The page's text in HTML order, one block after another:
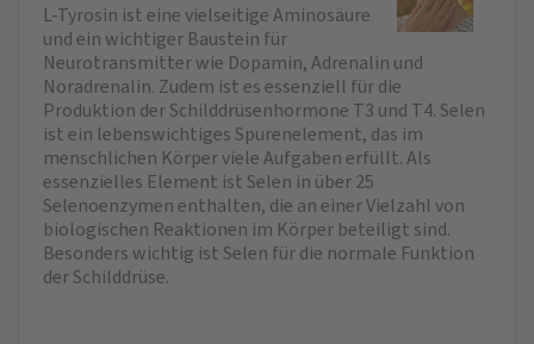
L-Tyrosin ist eine vielseitige Aminosäure
und ein wichtiger Baustein für
Neurotransmitter wie Dopamin, Adrenalin und
Noradrenalin. Zudem ist es essenziell für die
Produktion der Schilddrüsenhormone T3 und T4. Selen
ist ein lebenswichtiges Spurenelement, das im
menschlichen Körper viele Aufgaben erfüllt. Als
essenzielles Element ist Selen in über 25
Selenoenzymen enthalten, die an einer Vielzahl von
biologischen Reaktionen im Körper beteiligt sind.
Besonders wichtig ist Selen für die normale Funktion
der Schilddrüse.